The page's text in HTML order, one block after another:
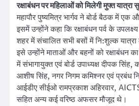
रक्षाबंधन पर महिलाओं को मिलेगी मुफ्त यात्रा
महापौर पुष्यमित्र भार्गव ने बोर्ड बैठक में एक
इसमें उन्होंने कहा कि रक्षाबंधन पर्व के
शहर में संचालित सभी बसों में नि:शुल्क यात्रा
इसे उन्होंने माताओं और बहनों को रक्षाबंधन
में संभागायुक्त एवं बोर्ड उपाध्यक्ष दीपक
आशीष सिंह, नगर निगम कमिश्नर एवं प्रबंध
आईडीए सीईओ रामप्रकाश अहिरवार,
सहित अन्य कई वरिष्ठ अफसर मौजूद थे।